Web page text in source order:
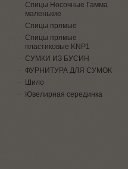
Спицы Носочные Гамма
маленькие
Спицы прямые
Спицы прямые
пластиковые KNP1
СУМКИ ИЗ БУСИН
ФУРНИТУРА ДЛЯ СУМОК
Шило
Ювелирная серединка